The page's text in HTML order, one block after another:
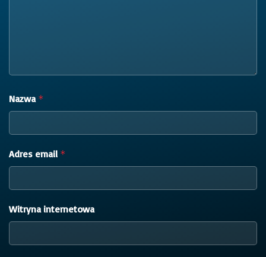
Nazwa *
Adres email *
Witryna internetowa